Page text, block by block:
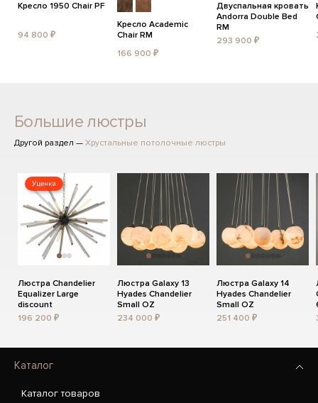
Кресло 1950 Chair PF
94 800 ₽
Кресло Academic
Chair RM
166 900 ₽
Двуспальная кровать
Andorra Double Bed
RM
293 900 ₽
Большие люстры
Другой раздел — Хрустальные потолочные люстры
Уценка
Люстра Chandelier
Equalizer Large
discount
196 200 ₽
Люстра Galaxy 13
Hyades Chandelier
Small OZ
234 000 ₽
Люстра Galaxy 14
Hyades Chandelier
Small OZ
251 400 ₽
Каталог
Каталог товаров